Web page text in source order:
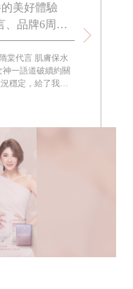
的美好體驗
、品牌6周年
萌萌潤唇膏
棠代言 肌膚保水
一語道破續約關
穩定，給了我關